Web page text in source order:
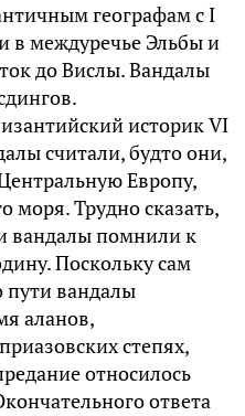
географам с I
в междуречье Эльбы и
до Вислы. Вандалы
историк VI
считали, будто они,
Европу,
моря. Трудно сказать,
вандалы помнили к
Поскольку сам
пути вандалы
аланов,
степях,
относилось
ответа